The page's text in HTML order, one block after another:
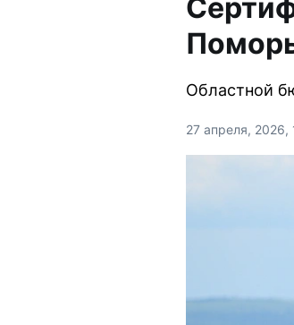
Областной
27 апреля, 2026,